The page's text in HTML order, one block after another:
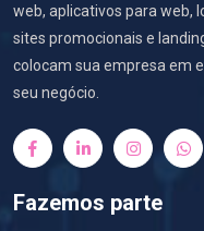
web, aplicativos para web,
sites promocionais e
colocam sua empresa em
seu negócio.
Fazemos parte